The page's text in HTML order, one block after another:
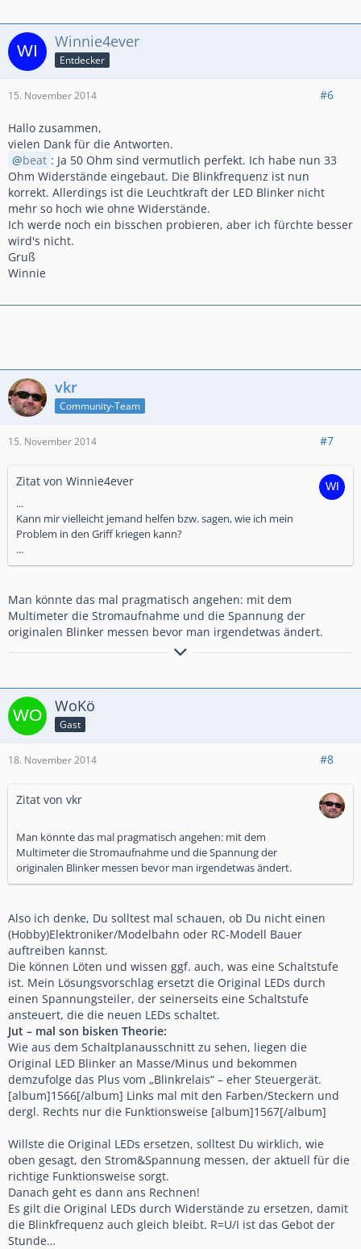
Winnie4ever
Entdecker
15. November 2014 #6
Hallo zusammen,
vielen Dank für die Antworten.
beat : Ja 50 Ohm sind vermutlich perfekt. Ich habe nun 33
Ohm Widerstände eingebaut. Die Blinkfrequenz ist nun
korrekt. Allerdings ist die Leuchtkraft der LED Blinker nicht
mehr so hoch wie ohne Widerstände.
Ich werde noch ein bisschen probieren, aber ich fürchte besser
wird's nicht.
Gruß
Winnie
vkr
Community-Team
15. November 2014 #7
Zitat von Winnie4ever
...
Kann mir vielleicht jemand helfen bzw. sagen, wie ich mein
Problem in den Griff kriegen kann?
...
Man könnte das mal pragmatisch angehen: mit dem
Multimeter die Stromaufnahme und die Spannung der
originalen Blinker messen bevor man irgendetwas ändert.
Gruß vom Westerwald, volker--- Es ist schwieriger, eine vorgefasste
Mein CT (2015-2023 gefahren):
WoKö
Gast
18. November 2014 #8
Zitat von vkr
Man könnte das mal pragmatisch angehen: mit dem
Multimeter die Stromaufnahme und die Spannung der
originalen Blinker messen bevor man irgendetwas ändert.
Also ich denke, Du solltest mal schauen, ob Du nicht einen
(Hobby)Elektroniker/Modelbahn oder RC-Modell Bauer
auftreiben kannst.
Die können Löten und wissen ggf. auch, was eine Schaltstufe
ist. Mein Lösungsvorschlag ersetzt die Original LEDs durch
einen Spannungsteiler, der seinerseits eine Schaltstufe
ansteuert, die die neuen LEDs schaltet.
Jut – mal son bisken Theorie:
Wie aus dem Schaltplanausschnitt zu sehen, liegen die
Original LED Blinker an Masse/Minus und bekommen
demzufolge das Plus vom „Blinkrelais“ – eher Steuergerät.
[album]1566[/album] Links mal mit den Farben/Steckern und
dergl. Rechts nur die Funktionsweise [album]1567[/album]
Willste die Original LEDs ersetzen, solltest Du wirklich, wie
oben gesagt, den Strom&Spannung messen, der aktuell für die
richtige Funktionsweise sorgt.
Danach geht es dann ans Rechnen!
Es gilt die Original LEDs durch Widerstände zu ersetzen, damit
die Blinkfrequenz auch gleich bleibt. R=U/I ist das Gebot der
Stunde…